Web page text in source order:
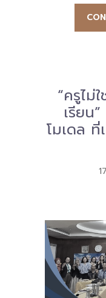
“ครูไม่
เรียน
โมเดล ที่